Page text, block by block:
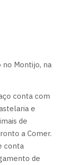
no Montijo, na
conta com
e
de
a Comer.
conta
de